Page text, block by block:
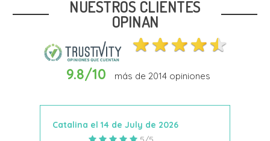
NUESTROS CLIENTES
OPINAN
9.8/10 más de 2014opiniones
Catalina el 14 de July de 2026